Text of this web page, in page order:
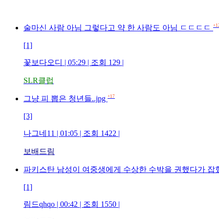
술마신 사람 아님 그렇다고 약 한 사람도 아님 ㄷㄷㄷㄷ
[1]
꽃보다오디 | 05:29 | 조회 129 |
SLR클럽
그냥 피 뽑은 청년들..jpg +17
[3]
나그네11 | 01:05 | 조회 1422 |
보배드림
파키스탄 남성이 여중생에게 수상한 수박을 권했다가 잡
[1]
림드qhqo | 00:42 | 조회 1550 |